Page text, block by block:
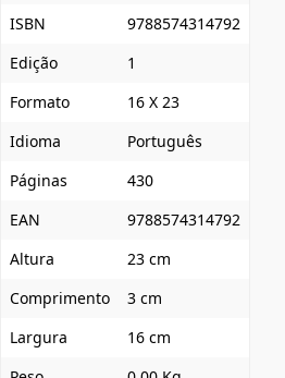
ISBN
9788574314792
Edição
1
Formato
16 X 23
Idioma
Português
Páginas
430
EAN
9788574314792
Altura
23 cm
Comprimento
3 cm
Largura
16 cm